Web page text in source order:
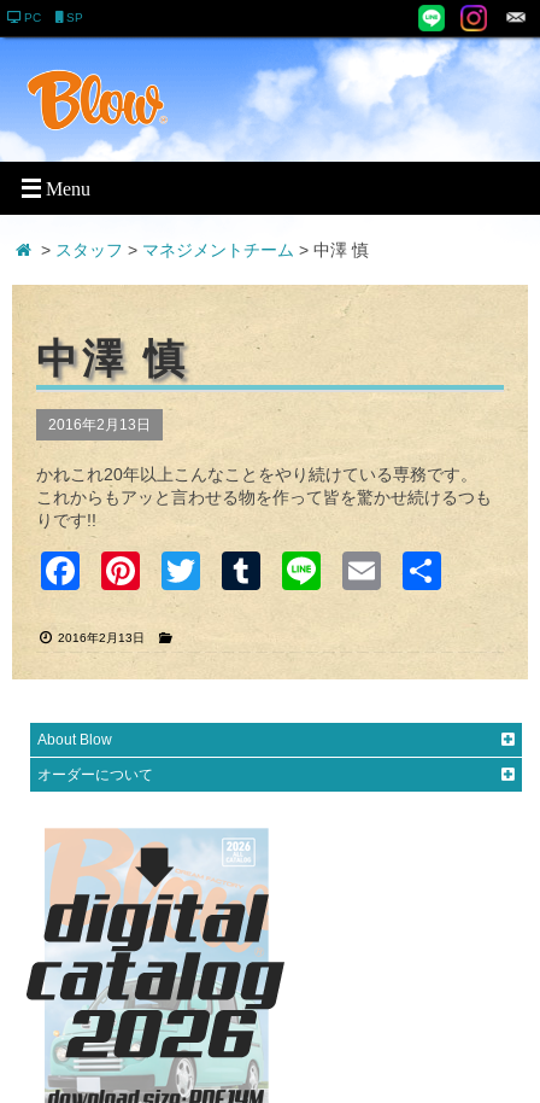
PC SP
> スタッフ > マネジメントチーム > 中澤 慎
中澤 慎
2016年2月13日
かれこれ20年以上こんなことをやり続けている専務です。
これからもアッと言わせる物を作って皆を驚かせ続けるつも
りです!!
Faceb Pinter Twitter Tumblr Line Email
2016年2月13日
About Blow
オーダーについて